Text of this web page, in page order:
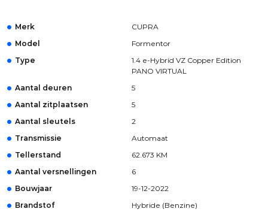
Merk
CUPRA
Model
Formentor
Type
1.4 e-Hybrid VZ Copper Edition
PANO VIRTUAL
Aantal deuren
5
Aantal zitplaatsen
5
Aantal sleutels
2
Transmissie
Automaat
Tellerstand
62.673 KM
Aantal versnellingen
6
Bouwjaar
19-12-2022
Brandstof
Hybride (Benzine)